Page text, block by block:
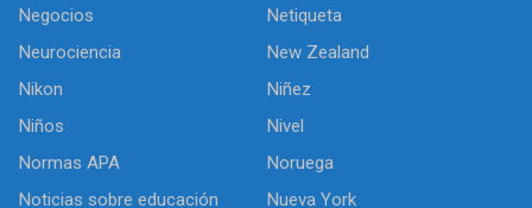
Negocios
Netiqueta
Neurociencia
New Zealand
Nikon
Niñez
Niños
Nivel
Normas APA
Noruega
Noticias sobre educación
Nueva York